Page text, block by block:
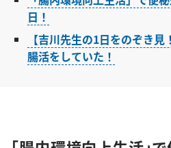
日！
【吉川先生の1日をのぞき
腸活をしていた！